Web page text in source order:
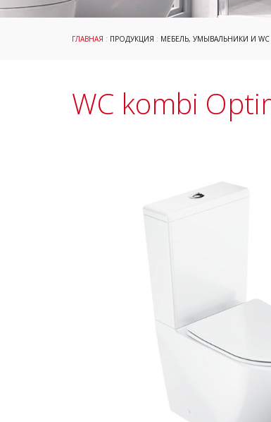
ГЛАВНАЯ : ПРОДУКЦИЯ : МЕБЕЛЬ, УМЫВАЛЬНИКИ И WC
WC kombi